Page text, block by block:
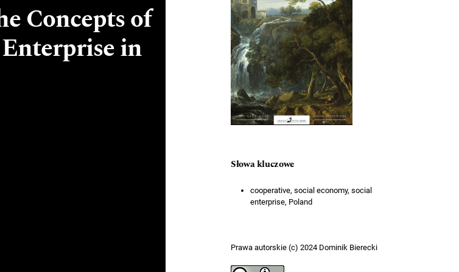
Concepts of
in
Słowa kluczowe
cooperative, social economy, social
enterprise, Poland
Prawa autorskie (c) 2024 Dominik Bierecki